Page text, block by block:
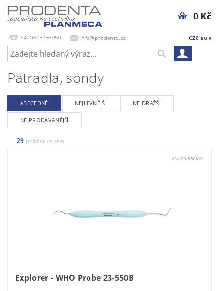
+420605756950 info@prodenta.cz CZK EUR
0 Kč
Pátradla, sondy
ABECEDNĚ NEJLEVNĚJŠÍ NEJDRAŽŠÍ
NEJPRODÁVANĚJŠÍ
29 položek celkem
Kód:23-550BXSI
Explorer - WHO Probe 23-550B